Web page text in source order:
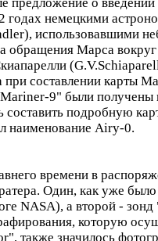
годах немецкими
использовавшими
обращения Марса
при составлении карты
9" были получены
составить подробную
наименование Airy-0.
времени в
Один, как уже
NASA), а второй -
которую
также значилось